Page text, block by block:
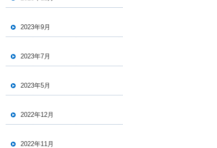
2023年9月
2023年7月
2023年5月
2022年12月
2022年11月